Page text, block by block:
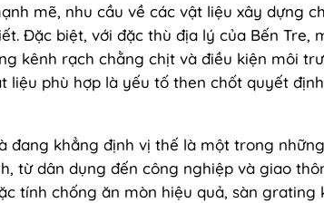
mẽ, nhu cầu về các vật liệu xây dựng
Đặc biệt, với đặc thù địa lý của Bến Tre,
kênh rạch chằng chịt và điều kiện môi
liệu phù hợp là yếu tố then chốt quyết
đang khẳng định vị thế là một trong
từ dân dụng đến công nghiệp và giao
tính chống ăn mòn hiệu quả, sàn grating